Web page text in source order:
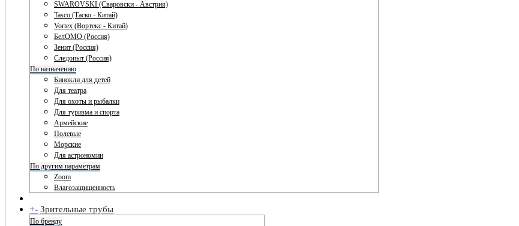
SWAROVSKI (Сваровски - Австрия)
Tasco (Таско - Китай)
Vortex (Вортекс - Китай)
БелОМО (Россия)
Зенит (Россия)
Следопыт (Россия)
По назначению
Бинокли для детей
Для театра
Для охоты и рыбалки
Для туризма и спорта
Армейские
Полевые
Морские
Для астрономии
По другим параметрам
Zoom
Влагозащищенность
+- Зрительные трубы
По бренду